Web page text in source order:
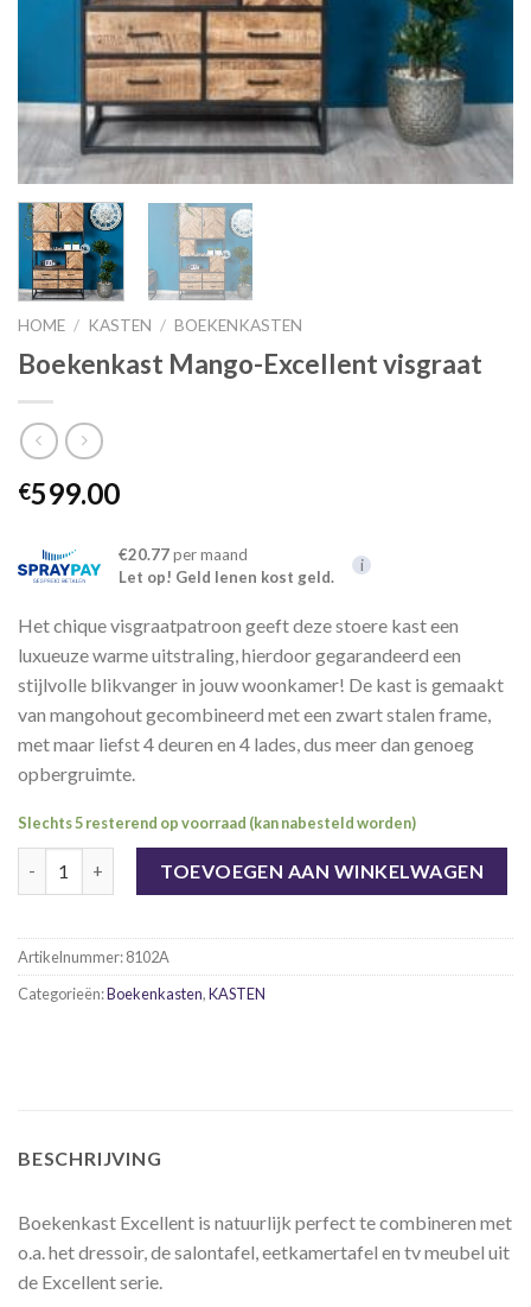
HOME / KASTEN / BOEKENKASTEN
Boekenkast Mango-Excellent visgraat
€599.00
€20.77per maand
Let op! Geld lenen kost geld.
i
Het chique visgraatpatroon geeft deze stoere kast een
luxueuze warme uitstraling, hierdoor gegarandeerd een
stijlvolle blikvanger in jouw woonkamer! De kast is gemaakt
van mangohout gecombineerd met een zwart stalen frame,
met maar liefst 4 deuren en 4 lades, dus meer dan genoeg
opbergruimte.
Slechts 5 resterend op voorraad (kan nabesteld worden)
TOEVOEGEN AAN WINKELWAGEN
Artikelnummer:8102A
Categorieën:Boekenkasten,KASTEN
BESCHRIJVING
Boekenkast Excellent is natuurlijk perfect te combineren met
o.a. het dressoir, de salontafel, eetkamertafel en tv meubel uit
de Excellent serie.